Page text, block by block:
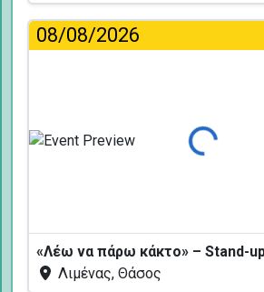
08/08/2026
Φόρτωση...
Λιμένας, Θάσος